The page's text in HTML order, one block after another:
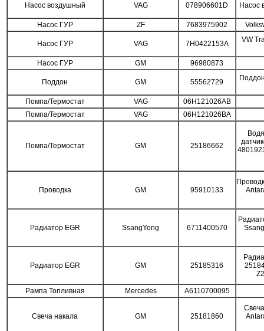
Насос воздушный VAG 078906601D Насос
Насос ГУР ZF 7683975902
Насос ГУР VAG 7H0422153A VW
Насос ГУР GM 96980873
Поддон GM 55562729
Помпа/Термостат VAG
06H121026AB
Помпа/Термостат
VAG 06H121026BA
Помпа/Термостат GM 25186662
Проводка GM 95910133
Радиатор EGR SsangYong 6711400570
Радиатор EGR GM 25185316
Рампа Топливная Mercedes A6110700095
Свеча накала GM 25181860